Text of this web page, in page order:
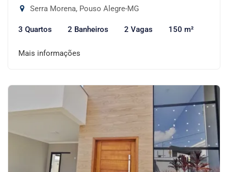
Serra Morena, Pouso Alegre-MG
3 Quartos 2 Banheiros 2 Vagas 150 m²
Mais informações